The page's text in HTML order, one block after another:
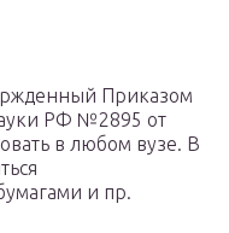
Приказом
РФ №2895 от
в любом вузе. В
и пр.